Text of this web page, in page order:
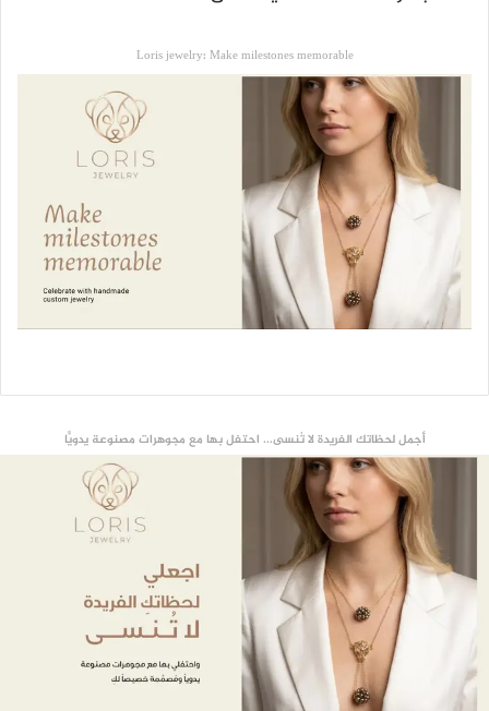
Loris jewelry: Make milestones memorable
أجمل لحظاتك الفريدة لا تُنسى... احتفل بها مع مجوهرات مصنوعة يدويًّا